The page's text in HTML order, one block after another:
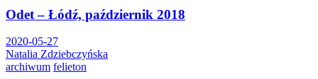
Odet – Łódź, październik 2018
2020-05-27
Natalia Zdziebczyńska
archiwum felieton